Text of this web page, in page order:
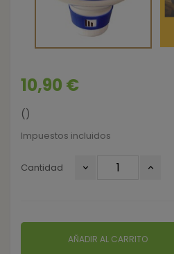
10,90 €
()
Impuestos incluidos
Cantidad
AÑADIR AL CARRITO